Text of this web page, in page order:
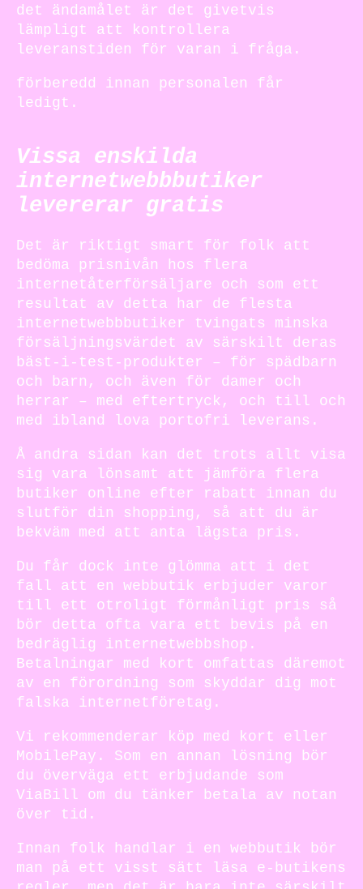
det ändamålet är det givetvis
lämpligt att kontrollera
leveranstiden för varan i fråga.
förberedd innan personalen får
ledigt.
Vissa enskilda
internetwebbbutiker
levererar gratis
Det är riktigt smart för folk att
bedöma prisnivån hos flera
internetåterförsäljare och som ett
resultat av detta har de flesta
internetwebbbutiker tvingats minska
försäljningsvärdet av särskilt deras
bäst-i-test-produkter – för spädbarn
och barn, och även för damer och
herrar – med eftertryck, och till och
med ibland lova portofri leverans.
Å andra sidan kan det trots allt visa
sig vara lönsamt att jämföra flera
butiker online efter rabatt innan du
slutför din shopping, så att du är
bekväm med att anta lägsta pris.
Du får dock inte glömma att i det
fall att en webbutik erbjuder varor
till ett otroligt förmånligt pris så
bör detta ofta vara ett bevis på en
bedräglig internetwebbshop.
Betalningar med kort omfattas däremot
av en förordning som skyddar dig mot
falska internetföretag.
Vi rekommenderar köp med kort eller
MobilePay. Som en annan lösning bör
du överväga ett erbjudande som
ViaBill om du tänker betala av notan
över tid.
Innan folk handlar i en webbutik bör
man på ett visst sätt läsa e-butikens